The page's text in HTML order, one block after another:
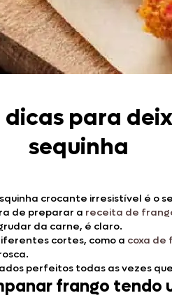
Entrevistas
para
sequinha
crocante irresistível é o
de preparar a receita de
da carne, é claro.
cortes, como a coxa de
perfeitos todas as vezes
frango